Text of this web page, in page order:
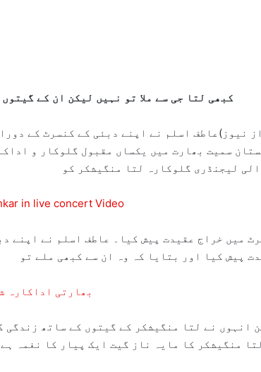
کبھی لتا جی سے ملا تو نہیں لیکن ان کے
نیوز)عاطف اسلم نے اپنے دبئی کے کنسرٹ کے
سمیت بھارت میں یکساں مقبول گلوکار و
لیجنڈری گلوکارہ لتا منگیشکر کو
in live concert Video
میں خراج عقیدت پیش کیا۔ عاطف اسلم نے اپنے
پیش کیا اور بتایا کہ وہ ان سے کبھی ملے تو
بھارتی اداکارہ
انہوں نے لتا منگیشکر کے گیتوں کے ساتھ
منگیشکر کا مایہ ناز گیت ایک پیار کا نغمہ